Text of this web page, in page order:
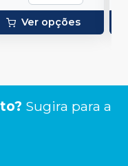
Ver opções
Sugira para a